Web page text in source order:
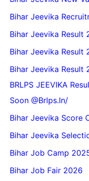
Bihar Jeevika
Bihar Jeevika Result
Bihar Jeevika Result
Bihar Jeevika
BRLPS JEEVIKA
Soon @Brlps.in/
Bihar Jeevika Score
Bihar Jeevika
Bihar Job Camp
Bihar Job Fair 2026